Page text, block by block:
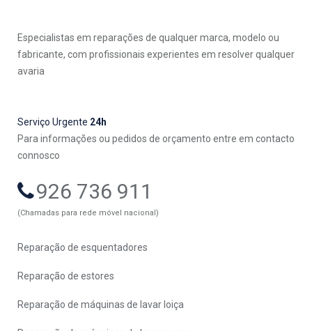
Especialistas em reparações de qualquer marca, modelo ou
fabricante, com profissionais experientes em resolver qualquer
avaria
Serviço Urgente 24h
Para informações ou pedidos de orçamento entre em contacto
connosco
926 736 911
(Chamadas para rede móvel nacional)
Reparação de esquentadores
Reparação de estores
Reparação de máquinas de lavar loiça